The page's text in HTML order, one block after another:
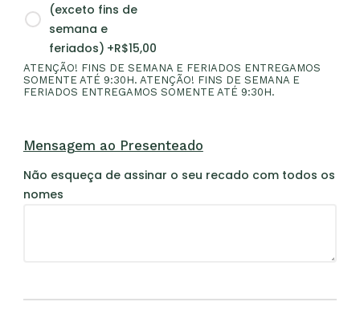
(exceto fins de
semana e
feriados) +R$15,00
ATENÇÃO! FINS DE SEMANA E FERIADOS ENTREGAMOS
SOMENTE ATÉ 9:30H. ATENÇÃO! FINS DE SEMANA E
FERIADOS ENTREGAMOS SOMENTE ATÉ 9:30H.
Mensagem ao Presenteado
Não esqueça de assinar o seu recado com todos os
nomes